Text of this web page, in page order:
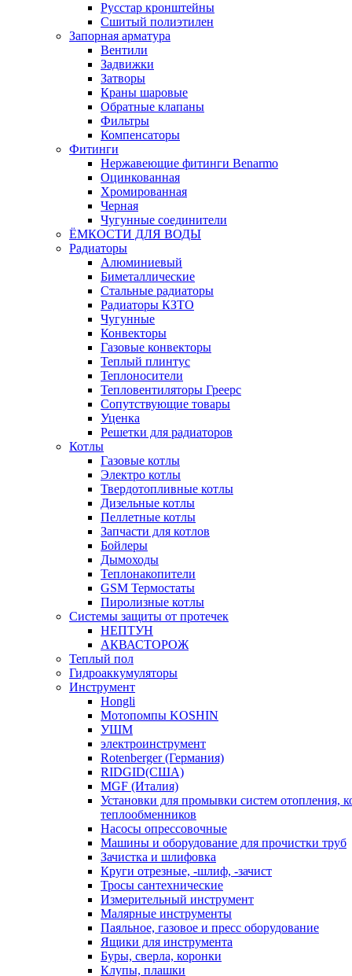
Русстар кронштейны
Сшитый полиэтилен
Запорная арматура
Вентили
Задвижки
Затворы
Краны шаровые
Обратные клапаны
Фильтры
Компенсаторы
Фитинги
Нержавеющие фитинги Benarmo
Оцинкованная
Хромированная
Черная
Чугунные соединители
ЁМКОСТИ ДЛЯ ВОДЫ
Радиаторы
Алюминиевый
Биметаллические
Стальные радиаторы
Радиаторы КЗТО
Чугунные
Конвекторы
Газовые конвекторы
Теплый плинтус
Теплоносители
Тепловентиляторы Греерс
Сопутствующие товары
Уценка
Решетки для радиаторов
Котлы
Газовые котлы
Электро котлы
Твердотопливные котлы
Дизельные котлы
Пеллетные котлы
Запчасти для котлов
Бойлеры
Дымоходы
Теплонакопители
GSM Термостаты
Пиролизные котлы
Системы защиты от протечек
НЕПТУН
АКВАСТОРОЖ
Теплый пол
Гидроаккумуляторы
Инструмент
Hongli
Мотопомпы KOSHIN
УШМ
электроинструмент
Rotenberger (Германия)
RIDGID(США)
MGF (Италия)
Установки для промывки систем отопления,
теплообменников
Насосы опрессовочные
Машины и оборудование для прочистки труб
Зачистка и шлифовка
Круги отрезные, -шлиф, -зачист
Тросы сантехнические
Измерительный инструмент
Малярные инструменты
Паяльное, газовое и пресс оборудование
Ящики для инструмента
Буры, сверла, коронки
Клупы, плашки